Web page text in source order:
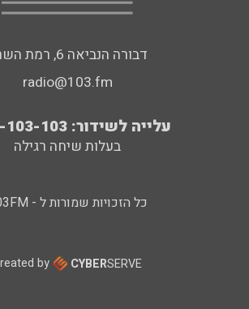
דבורה הנביאה 6, רמת השרון
radio@103.fm
עלייה לשידור: 0552-103-103
בעלות שיחה רגילה
כל הזכויות שמורות ל - 103FM
by CYBERSERVE